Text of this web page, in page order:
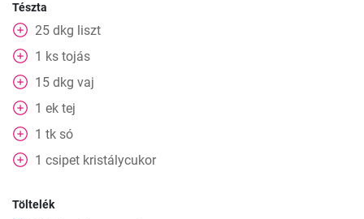
Tészta
25 dkg liszt
1 ks tojás
15 dkg vaj
1 ek tej
1 tk só
1 csipet kristálycukor
Töltelék